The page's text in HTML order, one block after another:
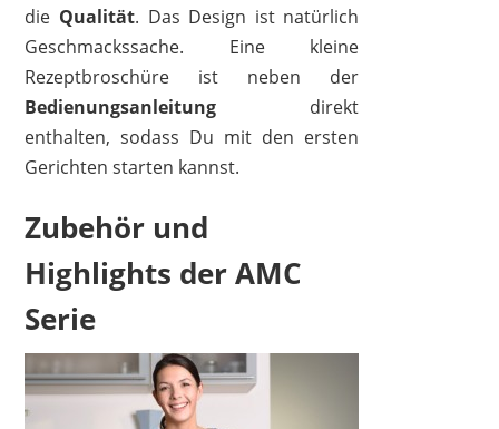
die Qualität. Das Design ist natürlich
Geschmackssache. Eine kleine
Rezeptbroschüre ist neben der
Bedienungsanleitung direkt
enthalten, sodass Du mit den ersten
Gerichten starten kannst.
Zubehör und
Highlights der AMC
Serie